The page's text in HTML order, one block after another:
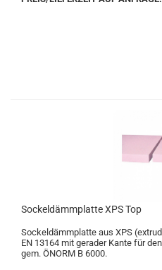
Sockeldämmplatte XPS Top
Sockeldämmplatte aus XPS
EN 13164 mit gerader Kante für
gem. ÖNORM B 6000.